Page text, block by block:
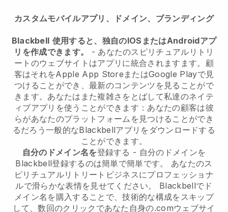
カスタムモバイルアプリ、ドメイン、ブランディング
Blackbell 使用すると、独自のIOSまたはAndroidアプ
リを作成できます。
- あなたのスピリチュアルリトリ
ートのウェブサイトはアプリに統合されます ます。顧
客はそれをApple App StoreまたはGoogle Playで見
つけることができ、最新のコンテンツを見ることがで
きます。あなたはまた複雑さをとばして私達のネイテ
ィブアプリを使うことができます：あなたの顧客は彼
らがあなたのプラットフォームを見つけることができ
るだろう一般的なBlackbellアプリをダウンロードする
ことができます。
自分のドメイン名を登録する - 自分のドメインを
Blackbell登録するのは簡単で簡単です。 あなたのス
ピリチュアルリトリートビジネスにプロフェッショナ
ルで滑らかな表情を見せてください。
Blackbellでド
メイン名を購入することで、技術的な構成をスキップ
して、数回のクリックであなた自身の.comウェブサイ